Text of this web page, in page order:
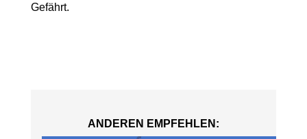
Gefährt.
ANDEREN EMPFEHLEN: